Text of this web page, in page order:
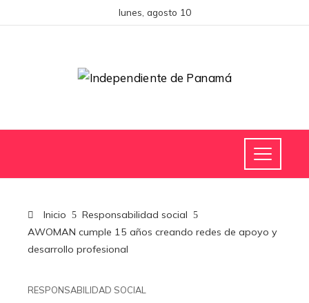
lunes, agosto 10
Inicio
Responsabilidad social
AWOMAN cumple 15 años creando redes de apoyo y
desarrollo profesional
RESPONSABILIDAD SOCIAL